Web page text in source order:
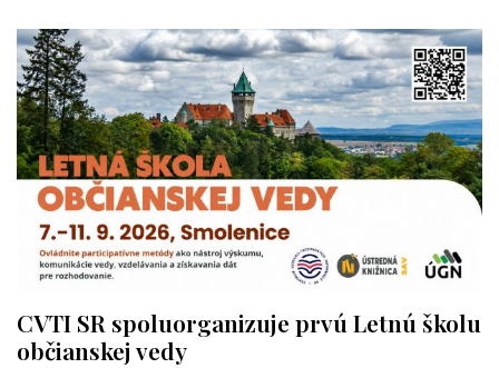
CVTI SR spoluorganizuje prvú Letnú školu
občianskej vedy